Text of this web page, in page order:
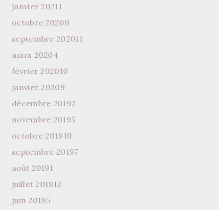
janvier 20211
octobre 20209
septembre 202011
mars 20204
février 202010
janvier 20209
décembre 20192
novembre 20195
octobre 201910
septembre 20197
août 20191
juillet 201912
juin 20195